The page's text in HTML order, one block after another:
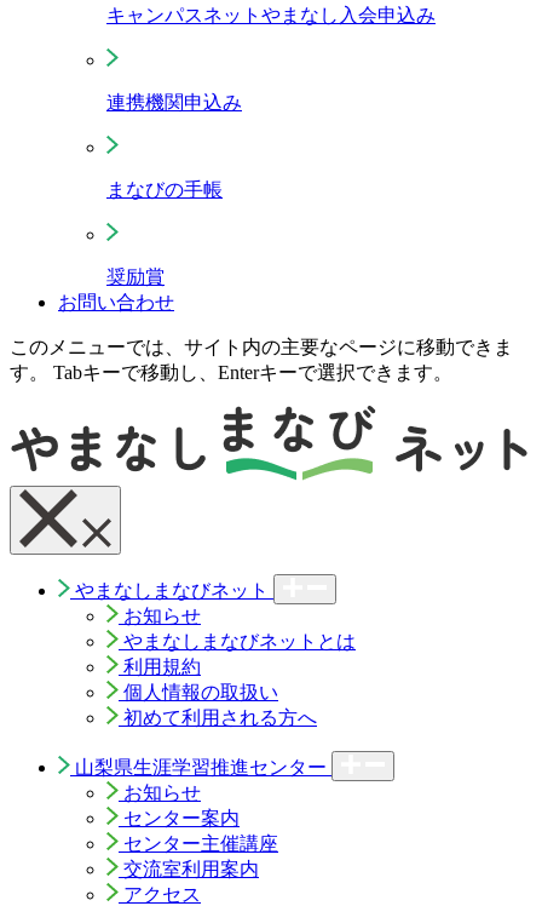
キャンパスネットやまなし入会申込み
連携機関申込み
まなびの手帳
奨励賞
お問い合わせ
このメニューでは、サイト内の主要なページに移動できま
す。 Tabキーで移動し、Enterキーで選択できます。
やまなしまなびネット
お知らせ
やまなしまなびネットとは
利用規約
個人情報の取扱い
初めて利用される方へ
山梨県生涯学習推進センター
お知らせ
センター案内
センター主催講座
交流室利用案内
アクセス